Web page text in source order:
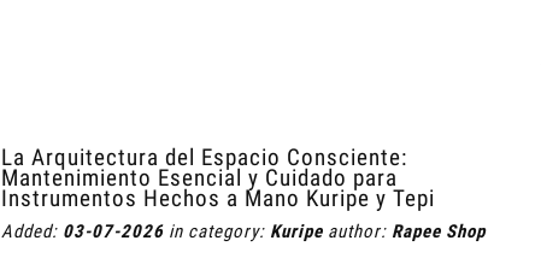
La Arquitectura del Espacio Consciente:
Mantenimiento Esencial y Cuidado para
Instrumentos Hechos a Mano Kuripe y Tepi
Added: 03-07-2026 in category: Kuripe author: Rapee Shop